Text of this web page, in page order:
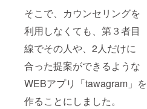
そこで、カウンセリングを
利用しなくても、第３者目
線でその人や、2人だけに
合った提案ができるような
WEBアプリ「tawagram」を
作ることにしました。